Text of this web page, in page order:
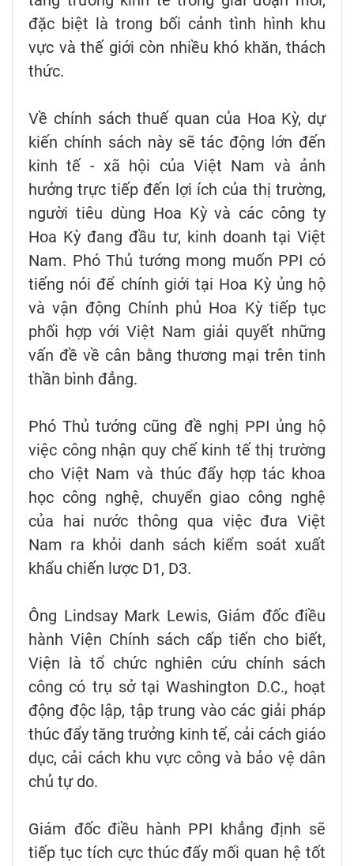
đặc biệt là trong bối cảnh tình hình khu
vực và thế giới còn nhiều khó khăn, thách
thức.
Về chính sách thuế quan của Hoa Kỳ, dự
kiến chính sách này sẽ tác động lớn đến
kinh tế - xã hội của Việt Nam và ảnh
hưởng trực tiếp đến lợi ích của thị trường,
người tiêu dùng Hoa Kỳ và các công ty
Hoa Kỳ đang đầu tư, kinh doanh tại Việt
Nam. Phó Thủ tướng mong muốn PPI có
tiếng nói để chính giới tại Hoa Kỳ ủng hộ
và vận động Chính phủ Hoa Kỳ tiếp tục
phối hợp với Việt Nam giải quyết những
vấn đề về cân bằng thương mại trên tinh
thần bình đẳng.
Phó Thủ tướng cũng đề nghị PPI ủng hộ
việc công nhận quy chế kinh tế thị trường
cho Việt Nam và thúc đẩy hợp tác khoa
học công nghệ, chuyển giao công nghệ
của hai nước thông qua việc đưa Việt
Nam ra khỏi danh sách kiểm soát xuất
khẩu chiến lược D1, D3.
Ông Lindsay Mark Lewis, Giám đốc điều
hành Viện Chính sách cấp tiến cho biết,
Viện là tổ chức nghiên cứu chính sách
công có trụ sở tại Washington D.C., hoạt
động độc lập, tập trung vào các giải pháp
thúc đẩy tăng trưởng kinh tế, cải cách giáo
dục, cải cách khu vực công và bảo vệ dân
chủ tự do.
Giám đốc điều hành PPI khẳng định sẽ
tiếp tục tích cực thúc đẩy mối quan hệ tốt